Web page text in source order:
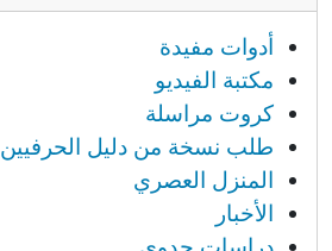
أدوات مفيدة
مكتبة الفيديو
كروت مراسلة
طلب نسخة من دليل الحرفيين
المنزل العصري
الأخبار